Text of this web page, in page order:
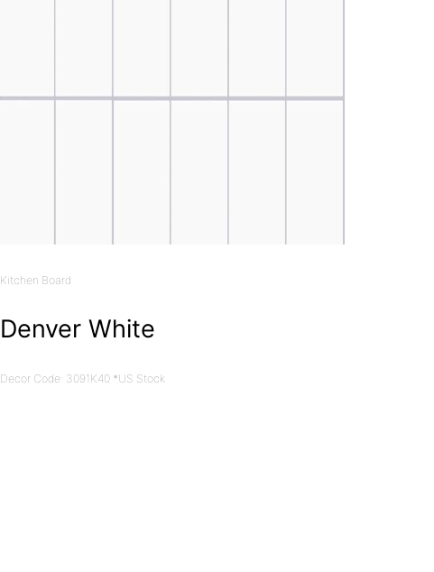
Kitchen Board
Denver White
Decor Code: 3091K40 *US Stock